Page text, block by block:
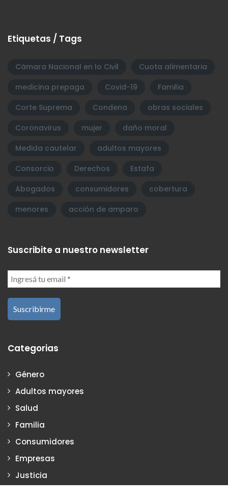
Etiquetas / Tags
Cámara Nacional en lo Civil
Cuota alimentaria
medicina prepaga
Covid-19
Familia
Corte Suprema
Condena
obras sociales
Coronavirus
mujer
daño moral
Medida cautelar
adultos mayores
Consorcio
Derechos
Estafa
Abogados
consumidores
cobertura
menores
acción de amparo
Suscribite a nuestro newsletter
Categorias
Género
Adultos mayores
Salud
Familia
Consumidores
Empresas
Justicia